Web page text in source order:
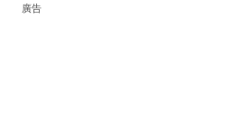
廣告